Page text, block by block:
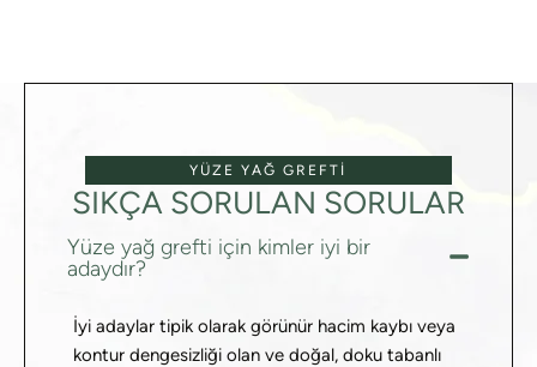
YÜZE YAĞ GREFTI
SIKÇA SORULAN SORULAR
Yüze yağ grefti için kimler iyi bir
adaydır?
İyi adaylar tipik olarak görünür hacim kaybı veya
kontur dengesizliği olan ve doğal, doku tabanlı